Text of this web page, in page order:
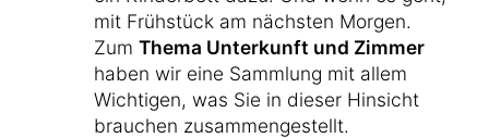
mit Frühstück am nächsten Morgen.
Zum Thema Unterkunft und Zimmer
haben wir eine Sammlung mit allem
Wichtigen, was Sie in dieser Hinsicht
brauchen zusammengestellt.